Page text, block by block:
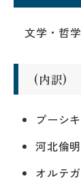
文学・哲
(内訳)
プーシ
河北倫
オルテ